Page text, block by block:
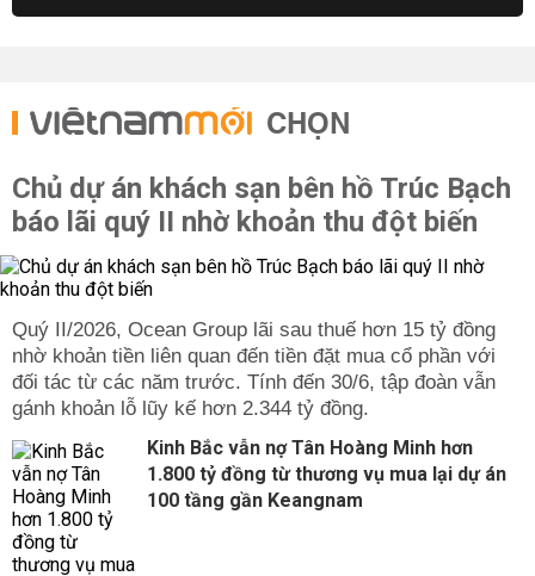
CHỌN
Chủ dự án khách sạn bên hồ Trúc Bạch
báo lãi quý II nhờ khoản thu đột biến
Quý II/2026, Ocean Group lãi sau thuế hơn 15 tỷ đồng
nhờ khoản tiền liên quan đến tiền đặt mua cổ phần với
đối tác từ các năm trước. Tính đến 30/6, tập đoàn vẫn
gánh khoản lỗ lũy kế hơn 2.344 tỷ đồng.
Kinh Bắc vẫn nợ Tân Hoàng Minh hơn
1.800 tỷ đồng từ thương vụ mua lại dự án
100 tầng gần Keangnam